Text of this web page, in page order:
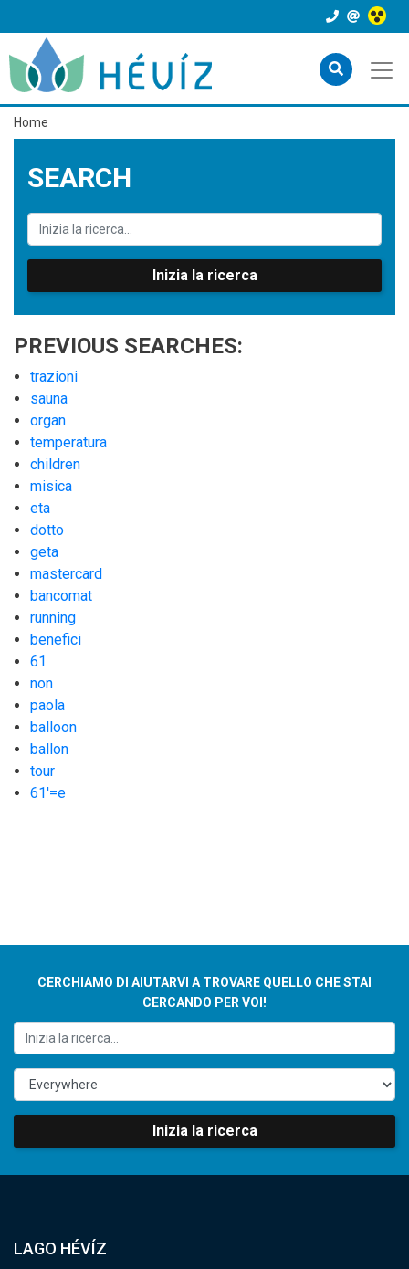
Home
SEARCH
Inizia la ricerca
PREVIOUS SEARCHES:
trazioni
sauna
organ
temperatura
children
misica
eta
dotto
geta
mastercard
bancomat
running
benefici
61
non
paola
balloon
ballon
tour
61'=e
CERCHIAMO DI AIUTARVI A TROVARE QUELLO CHE STAI
CERCANDO PER VOI!
Inizia la ricerca
LAGO HÉVÍZ